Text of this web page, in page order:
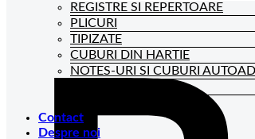
REGISTRE SI REPERTOARE
PLICURI
TIPIZATE
CUBURI DIN HARTIE
NOTES-URI SI CUBURI
Contact
Despre noi